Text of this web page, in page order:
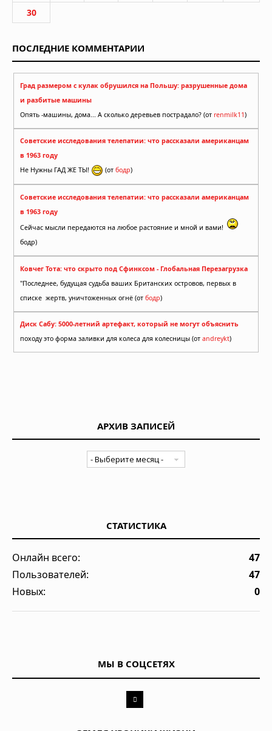
30
ПОСЛЕДНИЕ КОММЕНТАРИИ
Град размером с кулак обрушился на Польшу: разрушенные дома
и разбитые машины
Опять -машины, дома... А сколько деревьев пострадало? (от renmilk11)
Советские исследования телепатии: что рассказали американцам
в 1963 году
Не Нужны ГАД ЖЕ ТЫ!
(от бодр)
Советские исследования телепатии: что рассказали американцам
в 1963 году
Сейчас мысли передаются на любое растояние и мной и вами!
бодр)
Ковчег Тота: что скрыто под Сфинксом - Глобальная Перезагрузка
"Последнее, будущая судьба ваших Британских островов, первых в
списке жертв, уничтоженных огнё (от бодр)
Диск Сабу: 5000-летний артефакт, который не могут объяснить
походу это форма заливки для колеса для колесницы (от andreykt)
АРХИВ ЗАПИСЕЙ
СТАТИСТИКА
Онлайн всего:
47
Пользователей:
47
Новых:
0
МЫ В СОЦСЕТЯХ